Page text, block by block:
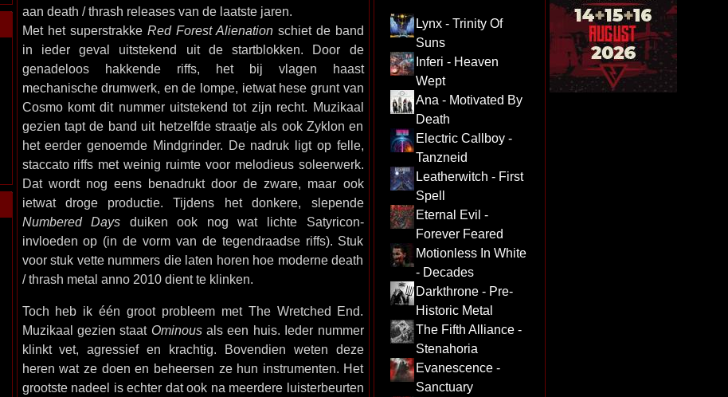
aan death / thrash releases van de laatste jaren.
Met het superstrakke Red Forest Alienationschiet de band
in ieder geval uitstekend uit de startblokken. Door de
genadeloos hakkende riffs, het bij vlagen haast
mechanische drumwerk, en de lompe, ietwat hese grunt van
Cosmo komt dit nummer uitstekend tot zijn recht. Muzikaal
gezien tapt de band uit hetzelfde straatje als ook Zyklon en
het eerder genoemde Mindgrinder. De nadruk ligt op felle,
staccato riffs met weinig ruimte voor melodieus soleerwerk.
Dat wordt nog eens benadrukt door de zware, maar ook
ietwat droge productie. Tijdens het donkere, slepende
Numbered Days duiken ook nog wat lichte Satyricon-
invloeden op (in de vorm van de tegendraadse riffs). Stuk
voor stuk vette nummers die laten horen hoe moderne death
/ thrash metal anno 2010 dient te klinken.
Toch heb ik één groot probleem met The Wretched End.
Muzikaal gezien staat Ominousals een huis. Ieder nummer
klinkt vet, agressief en krachtig. Bovendien weten deze
heren wat ze doen en beheersen ze hun instrumenten. Het
grootste nadeel is echter dat ook na meerdere luisterbeurten
Lynx - Trinity Of
Suns
Inferi - Heaven
Wept
Ana - Motivated By
Death
Electric Callboy -
Tanzneid
Leatherwitch - First
Spell
Eternal Evil -
Forever Feared
Motionless In White
- Decades
Darkthrone - Pre-
Historic Metal
The Fifth Alliance -
Stenahoria
Evanescence -
Sanctuary